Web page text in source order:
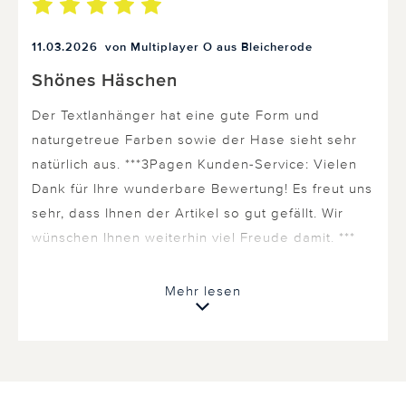
11.03.2026 von Multiplayer O aus Bleicherode
Shönes Häschen
Der Textlanhänger hat eine gute Form und
naturgetreue Farben sowie der Hase sieht sehr
natürlich aus. ***3Pagen Kunden-Service: Vielen
Dank für Ihre wunderbare Bewertung! Es freut uns
sehr, dass Ihnen der Artikel so gut gefällt. Wir
wünschen Ihnen weiterhin viel Freude damit. ***
0 von 0 Kunden fanden diese Bewertung hilfreich.
Mehr lesen